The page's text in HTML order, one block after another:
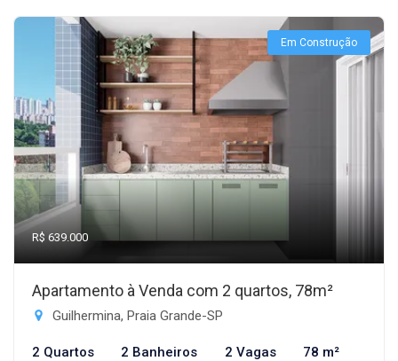
Em Construção
R$ 639.000
Apartamento à Venda com 2 quartos, 78m²
Guilhermina, Praia Grande-SP
2 Quartos 2 Banheiros 2 Vagas 78 m²